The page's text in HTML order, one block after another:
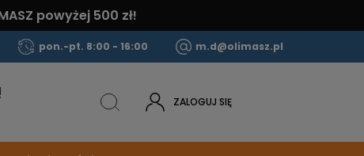
powyżej 500 zł!
pon.-pt. 8:00 - 16:00 m.d@olimasz.pl
ZALOGUJ SIĘ